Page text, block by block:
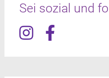
Sei sozial und